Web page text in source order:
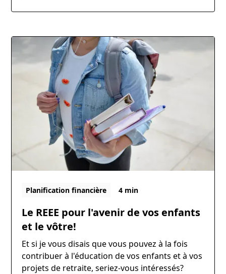
Planification financière 4 min
Le REEE pour l'avenir de vos enfants
et le vôtre!
Et si je vous disais que vous pouvez à la fois
contribuer à l'éducation de vos enfants et à vos
projets de retraite, seriez-vous intéressés?